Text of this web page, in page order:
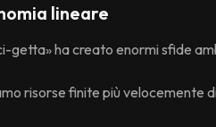
lineare
getta» ha creato enormi sfide
risorse finite più velocemente